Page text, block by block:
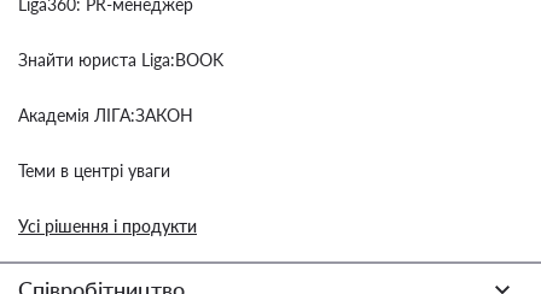
Liga360: PR-менеджер
Знайти юриста Liga:BOOK
Академія ЛІГА:ЗАКОН
Теми в центрі уваги
Усі рішення і продукти